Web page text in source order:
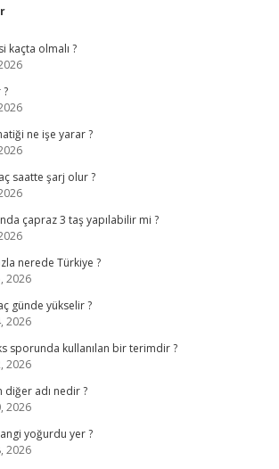
kaçta olmalı ?
ne işe yarar ?
saatte şarj olur ?
çapraz 3 taş yapılabilir mi ?
nerede Türkiye ?
2026
günde yükselir ?
2026
sporunda kullanılan bir terimdir ?
2026
diğer adı nedir ?
2026
yoğurdu yer ?
2026